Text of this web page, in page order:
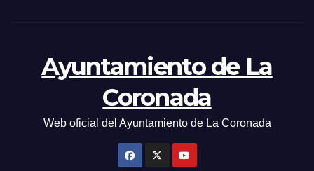
Ayuntamiento de La
Coronada
Web oficial del Ayuntamiento de La Coronada